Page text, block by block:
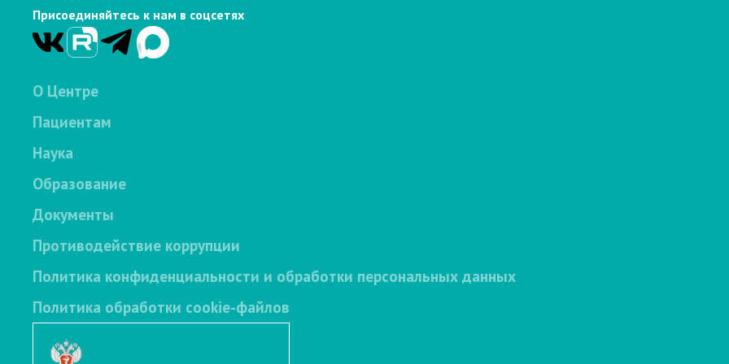
Присоединяйтесь к нам в соцсетях
О Центре
Пациентам
Наука
Образование
Документы
Противодействие коррупции
Политика конфиденциальности и обработки персональных данных
Политика обработки cookie-файлов